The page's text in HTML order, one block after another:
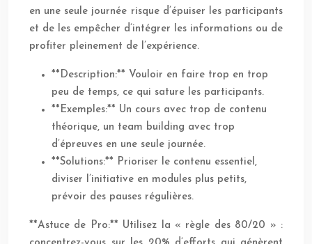
en une seule journée risque d’épuiser les participants
et de les empêcher d’intégrer les informations ou de
profiter pleinement de l’expérience.
**Description:** Vouloir en faire trop en trop
peu de temps, ce qui sature les participants.
**Exemples:** Un cours avec trop de contenu
théorique, un team building avec trop
d’épreuves en une seule journée.
**Solutions:** Prioriser le contenu essentiel,
diviser l’initiative en modules plus petits,
prévoir des pauses régulières.
**Astuce de Pro:** Utilisez la « règle des 80/20 » :